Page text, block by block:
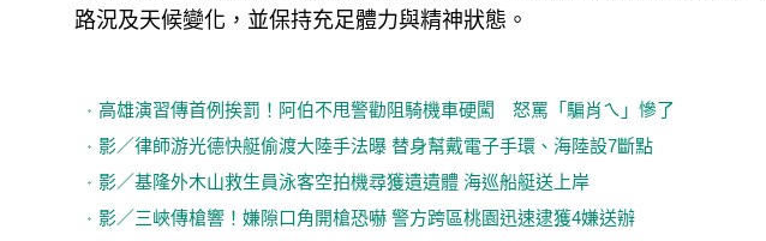
路況及天候變化，並保持充足體力與精神狀態。
高雄演習傳首例挨罰！阿伯不甩警勸阻騎機車硬闖 怒罵「騙肖ㄟ」慘了
影／律師游光德快艇偷渡大陸手法曝 替身幫戴電子手環、海陸設7斷點
影／基隆外木山救生員泳客空拍機尋獲遺遺體 海巡船艇送上岸
影／三峽傳槍響！嫌隙口角開槍恐嚇 警方跨區桃園迅速逮獲4嫌送辦